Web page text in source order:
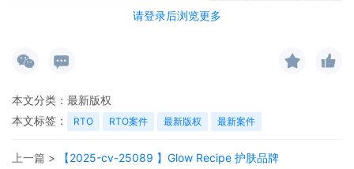
请登录后浏览更多
Clerks Notice of Judge Assignment to Judge
hereby notified that the U.S. Magistrate Judge
Eduardo I. Sanchez is available to handle any
website. It is not necessary to file a document
indicating lack of consent.
1 11/04/2025
COMPLAINT FOR INJUNCTIVE RELIEF AND
本文分类： 最新版权
本文标签：
RTO RTO案件 最新版权 最新案件
上一篇 >
【2025-cv-25089 】Glow Recipe 护肤品牌